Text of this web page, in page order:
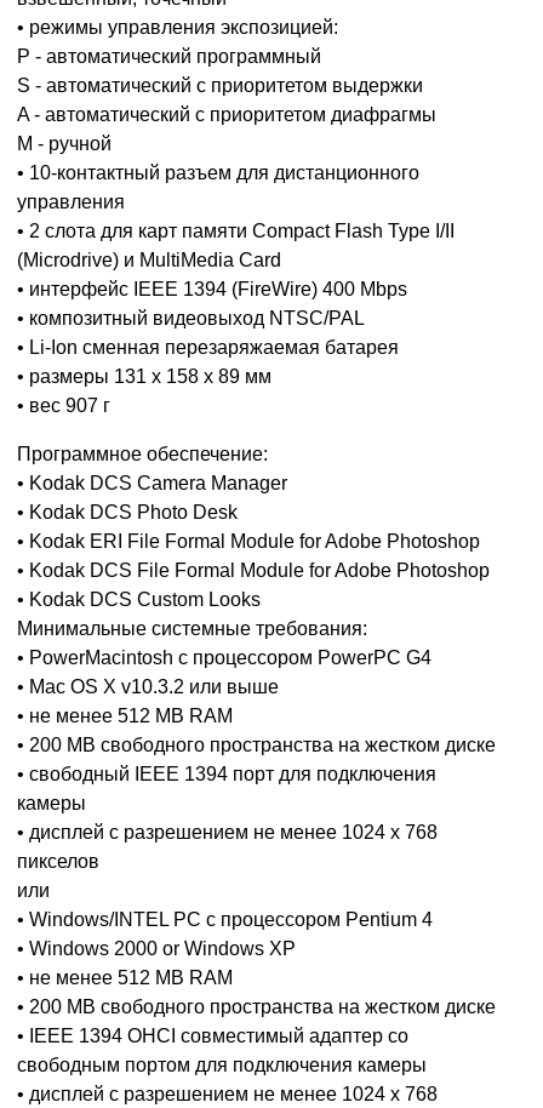
• режимы управления экспозицией:
P - автоматический программный
S - автоматический с приоритетом выдержки
A - автоматический с приоритетом диафрагмы
M - ручной
• 10-контактный разъем для дистанционного
управления
• 2 слота для карт памяти Compact Flash Type I/II
(Microdrive) и MultiMedia Card
• интерфейс IEEE 1394 (FireWire) 400 Mbps
• композитный видеовыход NTSC/PAL
• Li-Ion сменная перезаряжаемая батарея
• размеры 131 x 158 x 89 мм
• вес 907 г
Программное обеспечение:
• Kodak DCS Camera Manager
• Kodak DCS Photo Desk
• Kodak ERI File Formal Module for Adobe Photoshop
• Kodak DCS File Formal Module for Adobe Photoshop
• Kodak DCS Custom Looks
Минимальные системные требования:
• PowerMacintosh с процессором PowerPC G4
• Mac OS X v10.3.2 или выше
• не менее 512 MB RAM
• 200 MB свободного пространства на жестком диске
• свободный IEEE 1394 порт для подключения
камеры
• дисплей с разрешением не менее 1024 x 768
пикселов
или
• Windows/INTEL PC с процессором Pentium 4
• Windows 2000 or Windows XP
• не менее 512 MB RAM
• 200 MB свободного пространства на жестком диске
• IEEE 1394 OHCI совместимый адаптер со
свободным портом для подключения камеры
• дисплей с разрешением не менее 1024 x 768